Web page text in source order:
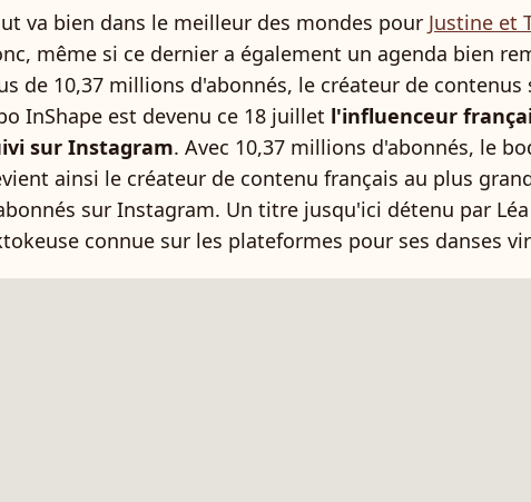
va bien dans le meilleur des mondes pour Justine et
même si ce dernier a également un agenda bien
de 10,37 millions d'abonnés, le créateur de contenus
InShape est devenu ce 18 juillet l'influenceur
sur Instagram. Avec 10,37 millions d'abonnés, le
ainsi le créateur de contenu français au plus
sur Instagram. Un titre jusqu'ici détenu par
connue sur les plateformes pour ses danses